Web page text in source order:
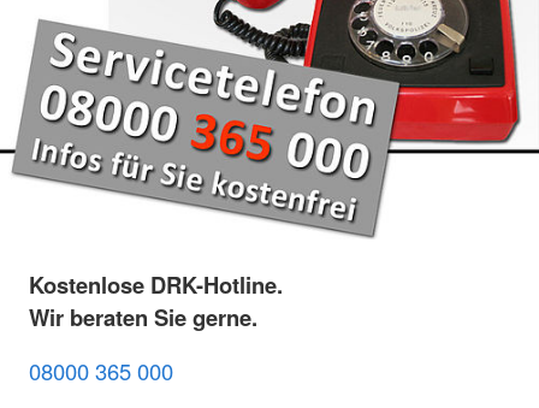
Kostenlose DRK-Hotline.
Wir beraten Sie gerne.
08000 365 000